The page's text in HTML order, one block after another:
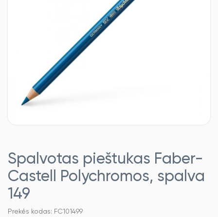
Spalvotas pieštukas Faber-
Castell Polychromos, spalva
149
Prekės kodas: FC101499